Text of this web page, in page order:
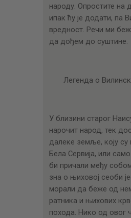
народу. Опростите на
ипак ћу је додати, па
вредност. Речи ми
да дођем до суштине.
Легенда о
У близини старог
нарочит народ, тек
далеке земље, коју су
Бела Сервија, или
би причали међу
зна о њиховој сеоби
морали да беже од
ратника и њихових
похода. Нико од овог